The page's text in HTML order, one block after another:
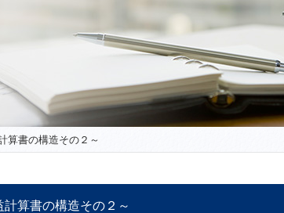
算書の構造その２～
算書の構造その２～